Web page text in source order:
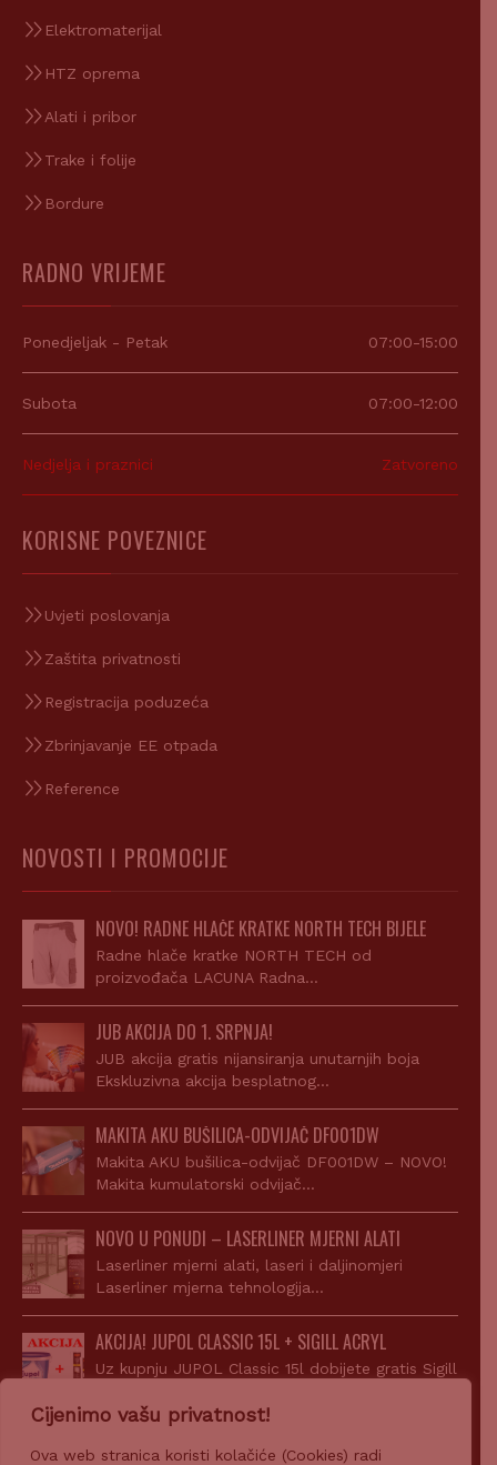
Cijenimo vašu privatnost!
Ova web stranica koristi kolačiće (Cookies) radi
Elektromaterijal
HTZ oprema
Alati i pribor
Trake i folije
Bordure
RADNO VRIJEME
Ponedjeljak - Petak 07:00-15:00
Subota 07:00-12:00
Nedjelja i praznici Zatvoreno
KORISNE POVEZNICE
Uvjeti poslovanja
Zaštita privatnosti
Registracija poduzeća
Zbrinjavanje EE otpada
Reference
NOVOSTI I PROMOCIJE
NOVO! RADNE HLAČE KRATKE NORTH TECH BIJELE
Radne hlače kratke NORTH TECH od
proizvođača LACUNA Radna…
JUB AKCIJA DO 1. SRPNJA!
JUB akcija gratis nijansiranja unutarnjih boja
Ekskluzivna akcija besplatnog…
MAKITA AKU BUŠILICA-ODVIJAČ DF001DW
Makita AKU bušilica-odvijač DF001DW – NOVO!
Makita kumulatorski odvijač…
NOVO U PONUDI – LASERLINER MJERNI ALATI
Laserliner mjerni alati, laseri i daljinomjeri
Laserliner mjerna tehnologija…
AKCIJA! JUPOL CLASSIC 15L + SIGILL ACRYL
Uz kupnju JUPOL Classic 15l dobijete gratis Sigill